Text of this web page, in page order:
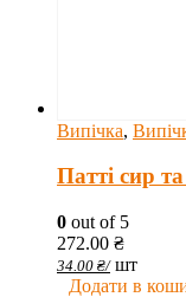
Випічка,
Патті сир
0 out of 5
272.00 ₴
34.00 ₴/ шт
Додати в